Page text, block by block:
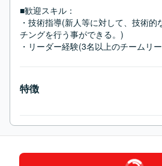
■歓迎スキル：
・技術指導(新人等に対して、技術的
チングを行う事ができる。)
・リーダー経験(3名以上のチームリ
特徴